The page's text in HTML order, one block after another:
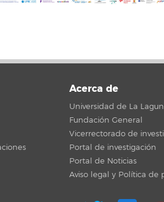
Acerca de
Universidad de La
Fundación General
Vicerrectorado de
Portal de investigación
Portal de Noticias
Aviso legal y Política de